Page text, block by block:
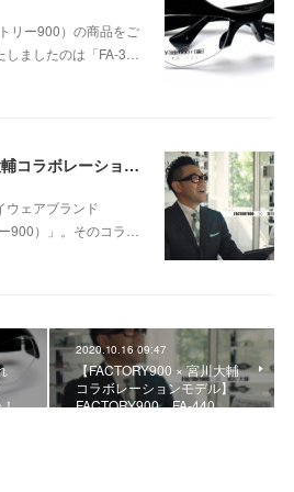
リー900）の商品をご
ましたのは「FA-3…
【FACTORY900 × 宮川大輔コラボレーションモデル】FACTORY900 FA-440、ご予約受付中！！
ウェアブランド
900）」。そのコラ…
2020.10.16 09:47
【FACTORY900 × 宮川大輔
コラボレーションモデル】
FACTORY900 FA-440、…